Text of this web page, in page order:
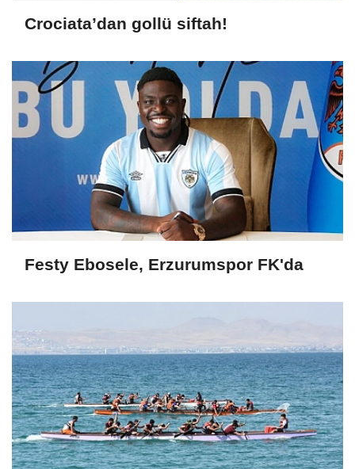
Crociata’dan gollü siftah!
Festy Ebosele, Erzurumspor FK'da